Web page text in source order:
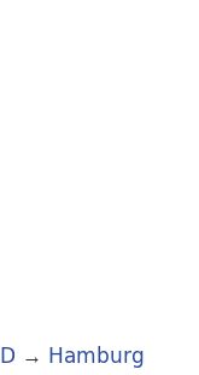
→ Hamburg